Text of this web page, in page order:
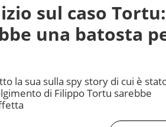
sul caso Tortu:
una batosta
la sua sulla spy story di cui è
di Filippo Tortu sarebbe